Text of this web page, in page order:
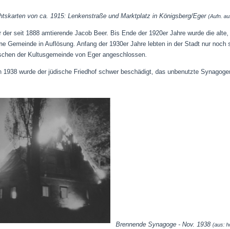
von ca. 1915: Lenkenstraße und Marktplatz in Königsberg/Eger (Aufn.
der seit 1888 amtierende Jacob Beer. Bis Ende der 1920er Jahre wurde die
Gemeinde in Auflösung. Anfang der 1930er Jahre lebten in der Stadt nur
der Kultusgemeinde von Eger angeschlossen.
1938 wurde der jüdische Friedhof schwer beschädigt, das unbenutzte
Brennende Synagoge - Nov. 1938(aus: